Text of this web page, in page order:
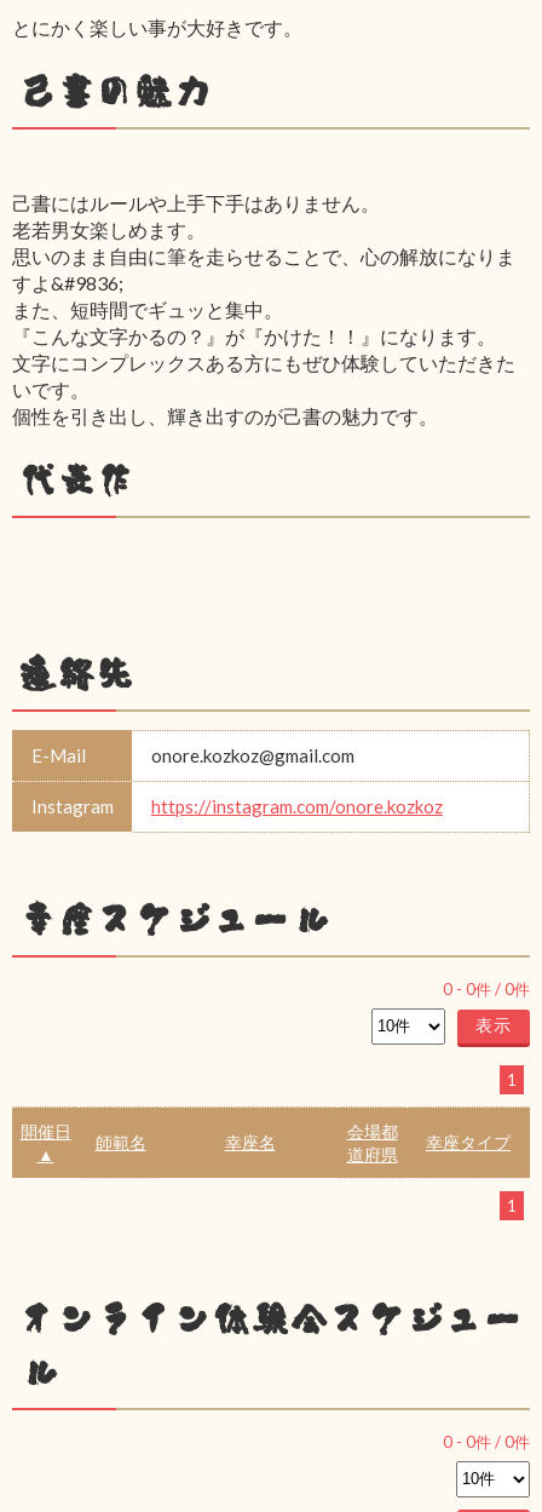
とにかく楽しい事が大好きです。
己書の魅力
己書にはルールや上手下手はありません。
老若男女楽しめます。
思いのまま自由に筆を走らせることで、心の解放になりま
すよ&#9836;
また、短時間でギュッと集中。
『こんな文字かるの？』が『かけた！！』になります。
文字にコンプレックスある方にもぜひ体験していただきた
いです。
個性を引き出し、輝き出すのが己書の魅力です。
代表作
連絡先
E-Mail onore.kozkoz@gmail.com
Instagram https://instagram.com/onore.kozkoz
幸座スケジュール
0 - 0件 /0件
1
開催日
▲
師範名 幸座名
会場都
道府県
幸座タイプ
1
オンライン体験会スケジュー
ル
0 - 0件 /0件